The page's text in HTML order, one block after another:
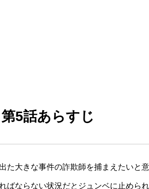
第5話あらすじ
た大きな事件の詐欺師を捕まえたいと
ばならない状況だとジュンベに止めら